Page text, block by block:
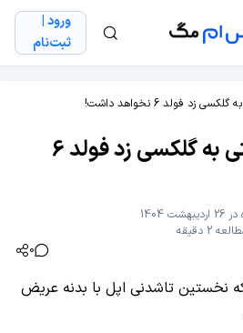
ورود |
ثبت‌نام
زد فولد 6 نخواهد داشت!
آیفون فولد شباهتی به گلکسی زد فولد 6
1404
2 دقیقه
0
که نخستین تاشدنی اپل با بدنه عریض